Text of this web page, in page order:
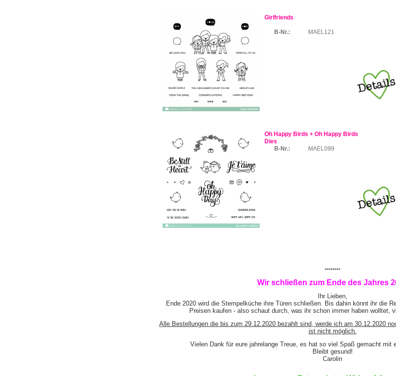
Girlfriends
B-Nr.: MAEL121
Oh Happy Birds + Oh Happy Birds
Dies
B-Nr.:
MAEL099
********
Wir schließen zum Ende des Jahres
Ihr Lieben,
Ende 2020 wird die Stempelküche ihre Türen schließen. Bis dahin könnt ihr die
Preisen kaufen - also schaut durch, was ihr schon immer haben wolltet,
Alle Bestellungen die bis zum 29.12.2020 bezahlt sind, werde ich am 30.12.2020
ist nicht möglich.
Vielen Dank für eure jahrelange Treue, es hat so viel Spaß gemacht mit
Bleibt gesund!
Carolin